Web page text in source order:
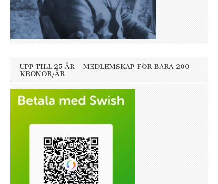
UPP TILL 25 ÅR – MEDLEMSKAP FÖR BARA 200
KRONOR/ÅR